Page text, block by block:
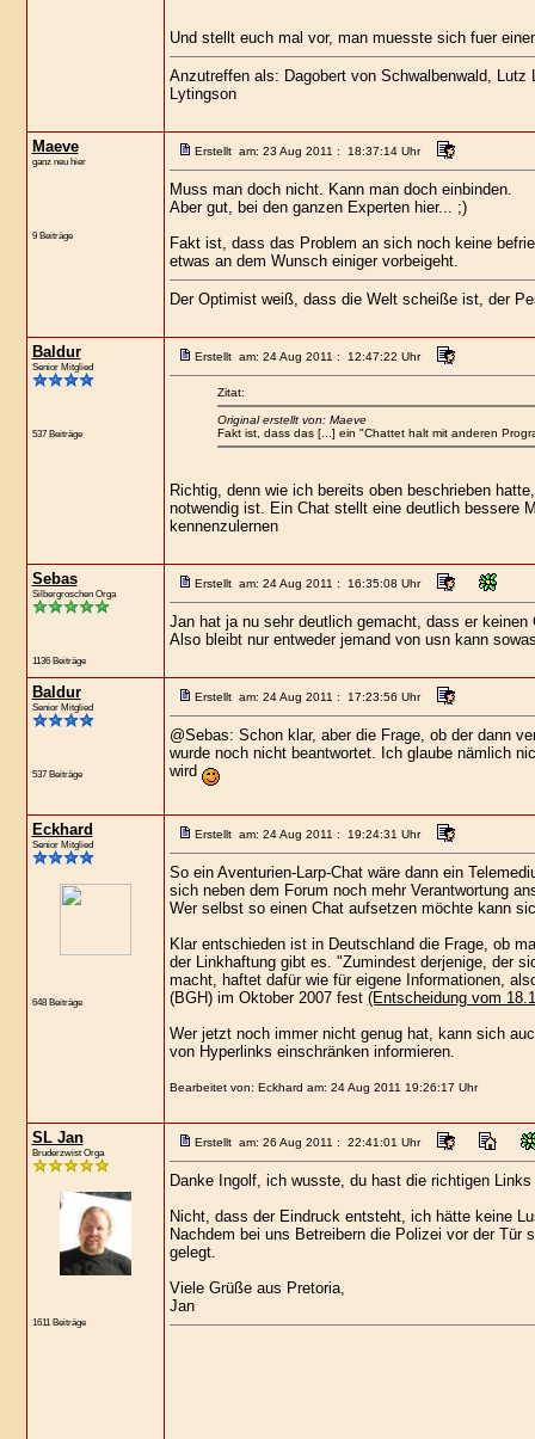
Und stellt euch mal vor, man muesste sich fuer
Anzutreffen als: Dagobert von Schwalbenwald,
Lytingson
Maeve
ganz neu hier
9 Beiträge
Erstellt am: 23 Aug 2011 : 18:37:14 Uhr
Muss man doch nicht. Kann man doch einbinden.
Aber gut, bei den ganzen Experten hier... ;)
Fakt ist, dass das Problem an sich noch keine
etwas an dem Wunsch einiger vorbeigeht.
Der Optimist weiß, dass die Welt scheiße ist, der
Baldur
Senior Mitglied
537 Beiträge
Erstellt am: 24 Aug 2011 : 12:47:22 Uhr
Zitat:
Original erstellt von: Maeve
Fakt ist, dass das [...] ein "Chattet halt mit anderen
Richtig, denn wie ich bereits oben beschrieben
notwendig ist. Ein Chat stellt eine deutlich bessere
kennenzulernen
Sebas
Silbergroschen Orga
1136 Beiträge
Erstellt am: 24 Aug 2011 : 16:35:08 Uhr
Jan hat ja nu sehr deutlich gemacht, dass er keinen
Also bleibt nur entweder jemand von usn kann
Baldur
Senior Mitglied
537 Beiträge
Erstellt am: 24 Aug 2011 : 17:23:56 Uhr
@Sebas: Schon klar, aber die Frage, ob der dann
wurde noch nicht beantwortet. Ich glaube nämlich
wird
Eckhard
Senior Mitglied
648 Beiträge
Erstellt am: 24 Aug 2011 : 19:24:31 Uhr
So ein Aventurien-Larp-Chat wäre dann ein
sich neben dem Forum noch mehr Verantwortung
Wer selbst so einen Chat aufsetzen möchte kann
Klar entschieden ist in Deutschland die Frage, ob
der Linkhaftung gibt es. "Zumindest derjenige, der
macht, haftet dafür wie für eigene Informationen,
(BGH) im Oktober 2007 fest (Entscheidung vom
Wer jetzt noch immer nicht genug hat, kann sich
von Hyperlinks einschränken informieren.
Bearbeitet von: Eckhard am: 24 Aug 2011 19:26:17 Uhr
SL Jan
Bruderzwist Orga
1611 Beiträge
Erstellt am: 26 Aug 2011 : 22:41:01 Uhr
Danke Ingolf, ich wusste, du hast die richtigen
Nicht, dass der Eindruck entsteht, ich hätte keine
Nachdem bei uns Betreibern die Polizei vor der
gelegt.
Viele Grüße aus Pretoria,
Jan